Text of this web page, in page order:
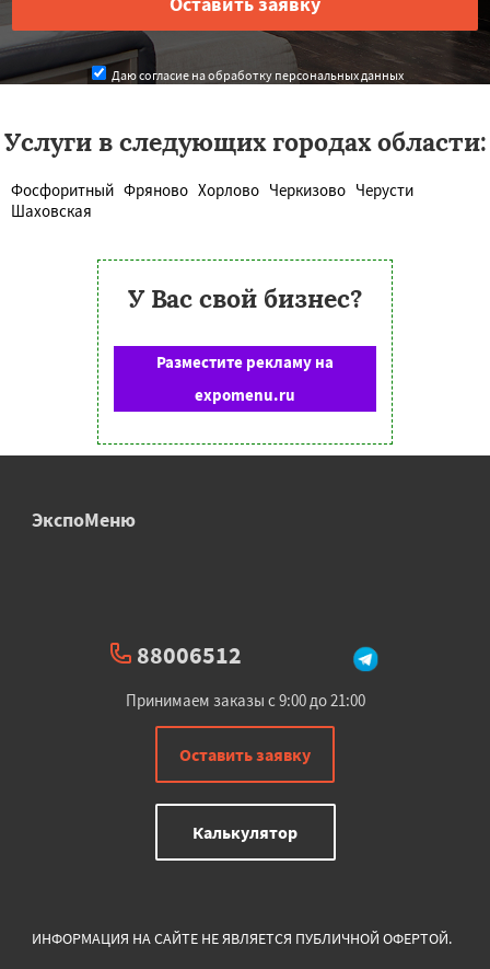
Даю согласие на обработку персональных данных
Услуги в следующих городах области:
Фосфоритный Фряново Хорлово Черкизово Черусти
Шаховская
У Вас свой бизнес?
Разместите рекламу на
expomenu.ru
ЭкспоМеню
88006512
Принимаем заказы с 9:00 до 21:00
Оставить заявку
Калькулятор
ИНФОРМАЦИЯ НА САЙТЕ НЕ ЯВЛЯЕТСЯ ПУБЛИЧНОЙ ОФЕРТОЙ.